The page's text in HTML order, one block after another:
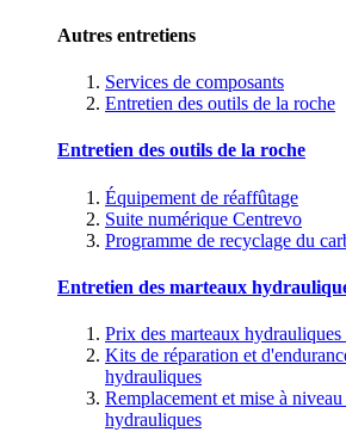
Autres entretiens
Services de composants
Entretien des outils de la roche
Entretien des outils de la roche
Équipement de réaffûtage
Suite numérique Centrevo
Programme de recyclage du
Entretien des marteaux
Prix des marteaux hydrauliques
Kits de réparation et
hydrauliques
Remplacement et mise à
hydrauliques